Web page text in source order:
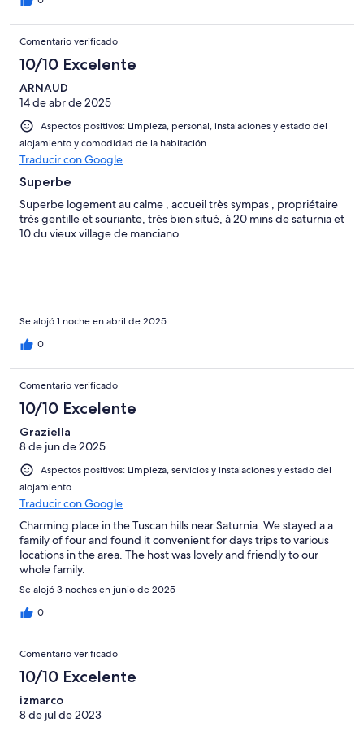
Comentario verificado
10/10 Excelente
ARNAUD
14 de abr de 2025
Aspectos positivos: Limpieza, personal, instalaciones y estado del
alojamiento y comodidad de la habitación
Traducir con Google
Superbe
Superbe logement au calme , accueil très sympas , propriétaire
très gentille et souriante, très bien situé, à 20 mins de saturnia et
10 du vieux village de manciano
Se alojó 1 noche en abril de 2025
0
Comentario verificado
10/10 Excelente
Graziella
8 de jun de 2025
Aspectos positivos: Limpieza, servicios y instalaciones y estado del
alojamiento
Traducir con Google
Charming place in the Tuscan hills near Saturnia. We stayed a a
family of four and found it convenient for days trips to various
locations in the area. The host was lovely and friendly to our
whole family.
Se alojó 3 noches en junio de 2025
0
Comentario verificado
10/10 Excelente
izmarco
8 de jul de 2023